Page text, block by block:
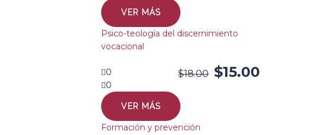
VER MÁS
Psico-teología del discernimiento
vocacional
0
0
$18.00 $15.00
VER MÁS
Formación y prevención